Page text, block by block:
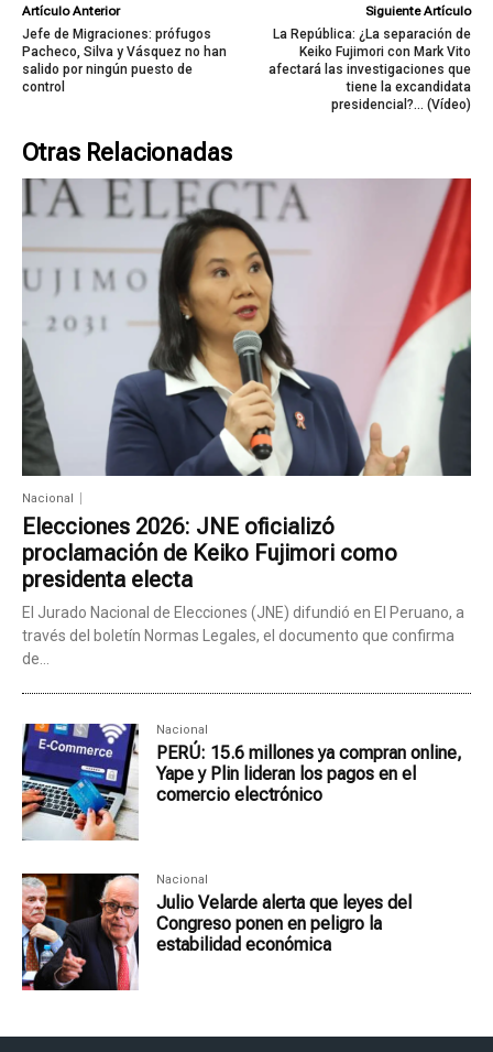
Artículo Anterior
Jefe de Migraciones: prófugos
Pacheco, Silva y Vásquez no han
salido por ningún puesto de
control
Siguiente Artículo
La República: ¿La separación de
Keiko Fujimori con Mark Vito
afectará las investigaciones que
tiene la excandidata
presidencial?… (Vídeo)
Otras Relacionadas
Nacional
Elecciones 2026: JNE oficializó
proclamación de Keiko Fujimori como
presidenta electa
El Jurado Nacional de Elecciones (JNE) difundió en El Peruano, a
través del boletín Normas Legales, el documento que confirma
de...
Nacional
PERÚ: 15.6 millones ya compran online,
Yape y Plin lideran los pagos en el
comercio electrónico
Nacional
Julio Velarde alerta que leyes del
Congreso ponen en peligro la
estabilidad económica